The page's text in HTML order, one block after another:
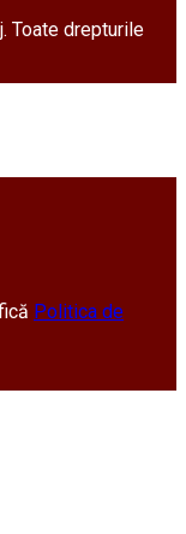
Toate drepturile
Politica de